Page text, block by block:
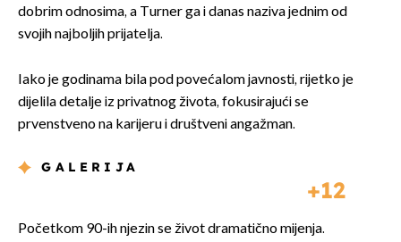
dobrim odnosima, a Turner ga i danas naziva jednim od
svojih najboljih prijatelja.
Iako je godinama bila pod povećalom javnosti, rijetko je
dijelila detalje iz privatnog života, fokusirajući se
prvenstveno na karijeru i društveni angažman.
GALERIJA
12
Početkom 90-ih njezin se život dramatično mijenja.